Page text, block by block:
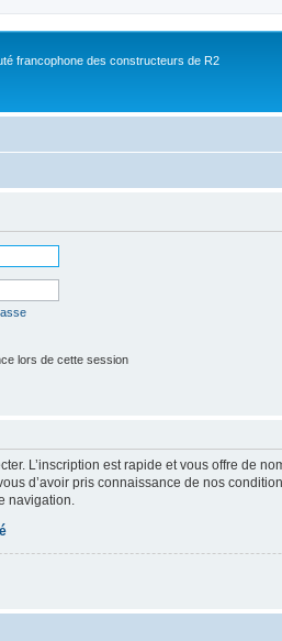
francophone des constructeurs de R2
lors de cette session
L’inscription est rapide et vous offre de
d’avoir pris connaissance de nos
navigation.